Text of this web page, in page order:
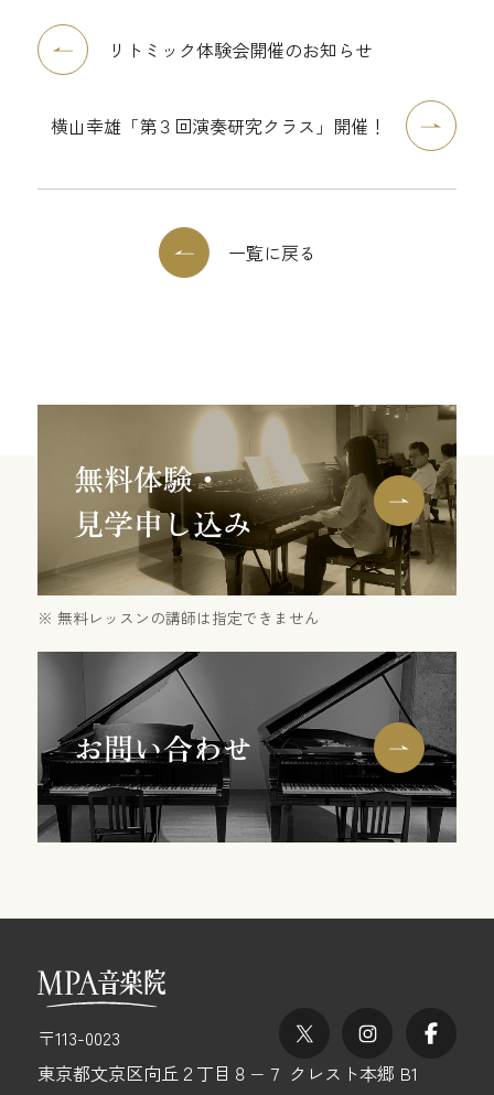
リトミック体験会開催のお知らせ
横山幸雄「第３回演奏研究クラス」開催！
一覧に戻る
無料レッスンの講師は指定できません
〒113-0023
東京都文京区向丘２丁目８−７ クレスト本郷 B1
Instagram